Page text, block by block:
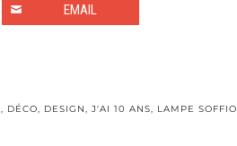
EMAIL
DÉCO DESIGN J'AI 10 ANS LAMPE SOFFIO